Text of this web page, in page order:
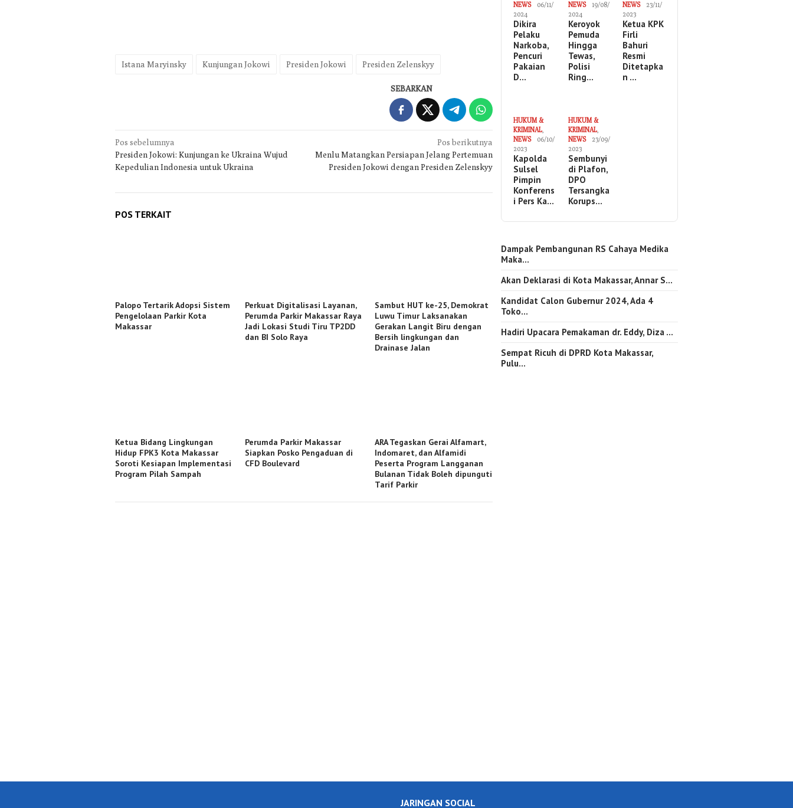
Istana Maryinsky Kunjungan Jokowi Presiden Jokowi Presiden Zelenskyy
SEBARKAN
Navigasi
pos
Pos sebelumnya
Presiden Jokowi: Kunjungan ke Ukraina Wujud
Kepedulian Indonesia untuk Ukraina
Pos berikutnya
Menlu Matangkan Persiapan Jelang Pertemuan
Presiden Jokowi dengan Presiden Zelenskyy
POS TERKAIT
Palopo Tertarik Adopsi Sistem
Pengelolaan Parkir Kota
Makassar
Perkuat Digitalisasi Layanan,
Perumda Parkir Makassar Raya
Jadi Lokasi Studi Tiru TP2DD
dan BI Solo Raya
Sambut HUT ke-25, Demokrat
Luwu Timur Laksanakan
Gerakan Langit Biru dengan
Bersih lingkungan dan
Drainase Jalan
Ketua Bidang Lingkungan
Hidup FPK3 Kota Makassar
Soroti Kesiapan Implementasi
Program Pilah Sampah
Perumda Parkir Makassar
Siapkan Posko Pengaduan di
CFD Boulevard
ARA Tegaskan Gerai Alfamart,
Indomaret, dan Alfamidi
Peserta Program Langganan
Bulanan Tidak Boleh dipunguti
Tarif Parkir
NEWS
06/11/
2024
Dikira
Pelaku
Narkoba,
Pencuri
Pakaian
D…
NEWS
19/08/
2024
Keroyok
Pemuda
Hingga
Tewas,
Polisi
Ring…
NEWS
23/11/
2023
Ketua KPK
Firli
Bahuri
Resmi
Ditetapka
n …
HUKUM &
KRIMINAL
NEWS
06/10/
2023
Kapolda
Sulsel
Pimpin
Konferens
i Pers Ka…
HUKUM &
KRIMINAL,
NEWS
23/09/
2023
Sembunyi
di Plafon,
DPO
Tersangka
Korups…
Dampak Pembangunan RS Cahaya Medika
Maka…
Akan Deklarasi di Kota Makassar, Annar S…
Kandidat Calon Gubernur 2024, Ada 4
Toko…
Hadiri Upacara Pemakaman dr. Eddy, Diza …
Sempat Ricuh di DPRD Kota Makassar,
Pulu…
JARINGAN SOCIAL